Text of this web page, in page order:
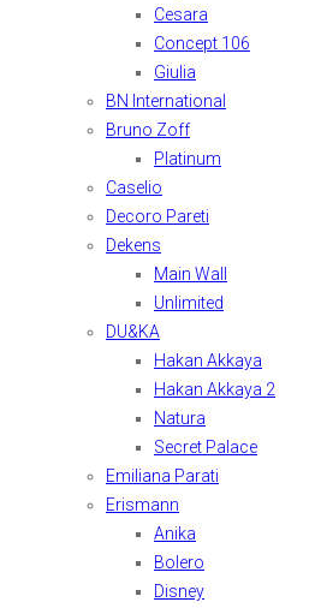
Cesara
Concept 106
Giulia
BN International
Bruno Zoff
Platinum
Caselio
Decoro Pareti
Dekens
Main Wall
Unlimited
DU&KA
Hakan Akkaya
Hakan Akkaya 2
Natura
Secret Palace
Emiliana Parati
Erismann
Anika
Bolero
Disney